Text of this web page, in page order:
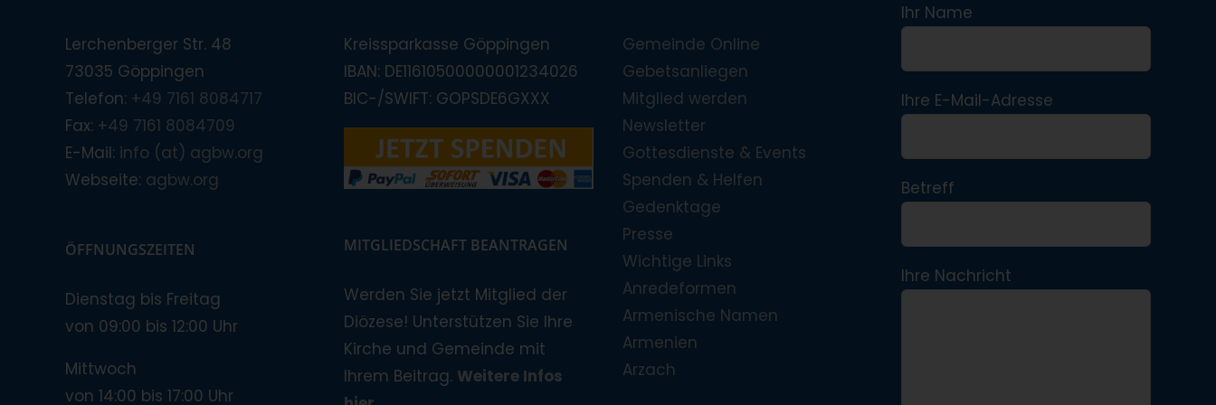
Lerchenberger Str. 48
73035 Göppingen
Telefon: +49 7161 8084717
Fax: +49 7161 8084709
E-Mail: info (at) agbw.org
Webseite: agbw.org
ÖFFNUNGSZEITEN
Dienstag bis Freitag
von 09:00 bis 12:00 Uhr
Mittwoch
von 14:00 bis 17:00 Uhr
Kreissparkasse Göppingen
IBAN: DE11610500000001234026
BIC-/SWIFT: GOPSDE6GXXX
MITGLIEDSCHAFT BEANTRAGEN
Werden Sie jetzt Mitglied der
Diözese! Unterstützen Sie Ihre
Kirche und Gemeinde mit
Ihrem Beitrag. Weitere Infos
Gemeinde Online
Gebetsanliegen
Mitglied werden
Newsletter
Gottesdienste & Events
Spenden & Helfen
Gedenktage
Presse
Wichtige Links
Anredeformen
Armenische Namen
Armenien
Arzach
Ihr Name
Ihre E-Mail-Adresse
Betreff
Ihre Nachricht